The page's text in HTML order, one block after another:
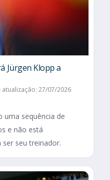
Jürgen Klopp a
atualização: 27/07/2026
uma sequência de
e não está
seu treinador.